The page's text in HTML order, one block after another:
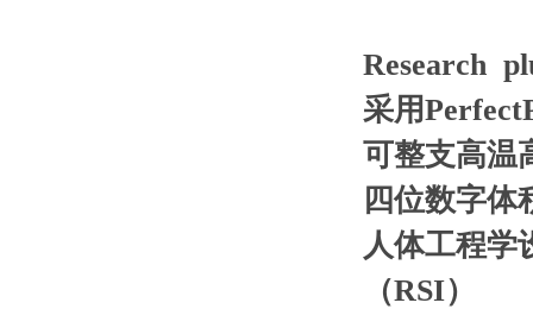
Research
采用
可整支高温
四位数字体
人体工程学
（RSI）